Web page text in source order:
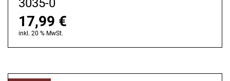
3035-0
17,99 €
inkl. 20 % MwSt.